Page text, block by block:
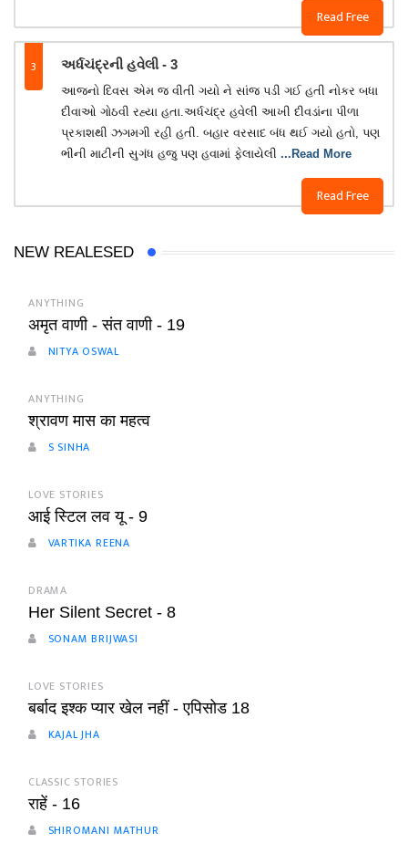
Read Free
3 અર્ધચંદ્રની હવેલી - 3
Read Free
આજનો દિવસ એમ જ વીતી ગયો ને સાંજ પડી ગઈ હતી નોકર બધા
દીવાઓ ગોઠવી રહ્યા હતા.અર્ધચંદ્ર હવેલી આખી દીવડાંના પીળા
પ્રકાશથી ઝગમગી રહી હતી. બહાર વરસાદ બંધ થઈ ગયો હતો, પણ
ભીની માટીની સુગંધ હજુ પણ હવામાં ફેલાયેલી ...Read More
NEW REALESED
ANYTHING
अमृत वाणी - संत वाणी - 19
NITYA OSWAL
ANYTHING
श्रावण मास का महत्व
S SINHA
LOVE STORIES
आई स्टिल लव यू - 9
VARTIKA REENA
DRAMA
Her Silent Secret - 8
SONAM BRIJWASI
LOVE STORIES
बर्बाद इश्क प्यार खेल नहीं - एपिसोड 18
KAJAL JHA
CLASSIC STORIES
राहें - 16
SHIROMANI MATHUR